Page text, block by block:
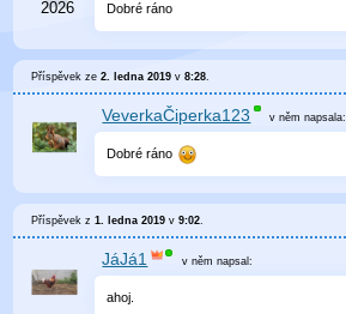
Dobré ráno
Příspěvek ze2. ledna 2019 v8:28.
VeverkaČiperka123 v němnapsala:
Dobré ráno
Příspěvek z1. ledna 2019 v9:02.
JáJá1 v něm napsal:
ahoj.